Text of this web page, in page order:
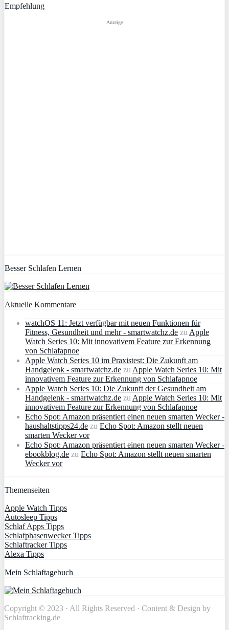
Empfehlung
Anzeige
Besser Schlafen Lernen
Aktuelle Kommentare
watchOS 11: Jetzt verfügbar mit neuen Funktionen für
Fitness, Gesundheit und mehr - smartwatchz.de zu Apple
Watch Series 10: Mit innovativem Feature zur Erkennung
von Schlafapnoe
Apple Watch Series 10 im Praxistest: Die Zukunft am
Handgelenk - smartwatchz.de zu Apple Watch Series 10: Mit
innovativem Feature zur Erkennung von Schlafapnoe
Apple Watch Series 10: Die Zukunft der Gesundheit am
Handgelenk - smartwatchz.de zu Apple Watch Series 10: Mit
innovativem Feature zur Erkennung von Schlafapnoe
Echo Spot: Amazon präsentiert einen neuen smarten Wecker -
haushaltstipps24.de zu Echo Spot: Amazon stellt neuen
smarten Wecker vor
Echo Spot: Amazon präsentiert einen neuen smarten Wecker -
ebookblog.de zu Echo Spot: Amazon stellt neuen smarten
Wecker vor
Themenseiten
Apple Watch Tipps
Autosleep Tipps
Schlaf Apps Tipps
Schlafphasenwecker Tipps
Schlaftracker Tipps
Alexa Tipps
Mein Schlaftagebuch
Copyright © 2023 · All Rights Reserved · Content & Design by
Schlaftracking.de